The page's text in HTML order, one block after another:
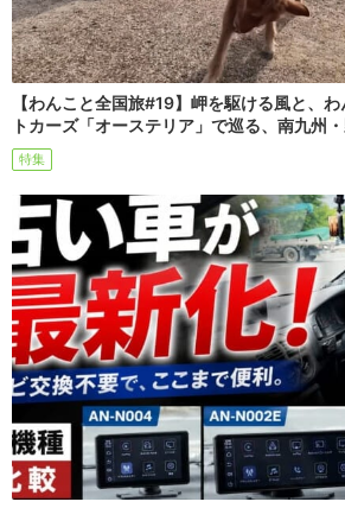
【わんこと全国旅#19】岬を駆ける風と、
トカーズ「オーステリア」で巡る、南九州
特集